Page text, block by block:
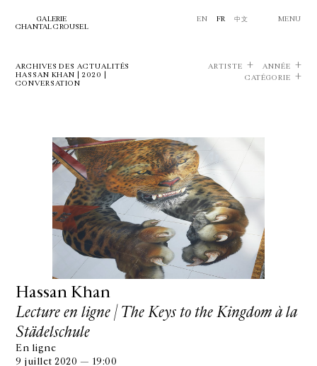
GALERIE
CHANTAL CROUSEL
EN FR 中文 MENU
ARCHIVES DES ACTUALITÉS
HASSAN KHAN | 2020 |
CONVERSATION
ARTISTE
ANNÉE
CATÉGORIE
Hassan Khan
Lecture en ligne | The Keys to the Kingdom à la
Städelschule
En ligne
9 juillet 2020 — 19:00
GALERIE CHANTAL CROUSEL